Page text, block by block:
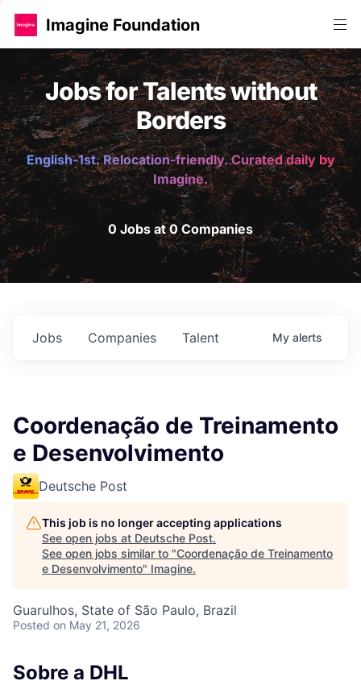
Imagine Foundation
Jobs for Talents without
Borders
English-1st. Relocation-friendly. Curated daily by
Imagine.
0 Jobs at 0 Companies
Jobs Companies Talent My alerts
Coordenação de Treinamento
e Desenvolvimento
Deutsche Post
This job is no longer accepting applications
See open jobs at Deutsche Post.
See open jobs similar to "Coordenação de Treinamento
e Desenvolvimento" Imagine.
Guarulhos, State of São Paulo, Brazil
Posted on May 21, 2026
Sobre a DHL